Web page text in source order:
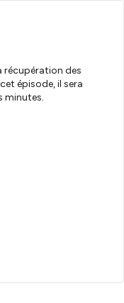
récupération des
épisode, il sera
minutes.